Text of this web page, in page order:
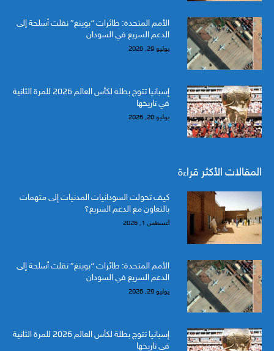
الأمم المتحدة: طائرات “بوينغ” نقلت أسلحة إلى
الدعم السريع في السودان
يوليو 29, 2026
إسبانيا تتوج بطلة لكأس العالم 2026 للمرة الثانية
في تاريخها
يوليو 20, 2026
المقالات الأكثر قراءة
كيف تحولت السودانيات المدنيات إلى متهمات
بالتعاون مع الدعم السريع؟
أغسطس 1, 2026
الأمم المتحدة: طائرات “بوينغ” نقلت أسلحة إلى
الدعم السريع في السودان
يوليو 29, 2026
إسبانيا تتوج بطلة لكأس العالم 2026 للمرة الثانية
في تاريخها